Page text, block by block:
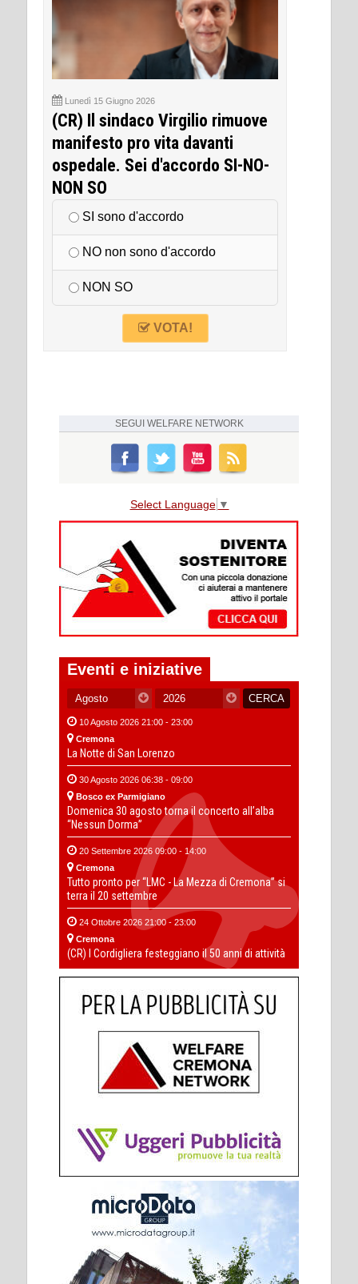
Lunedì 15 Giugno 2026
(CR) Il sindaco Virgilio rimuove
manifesto pro vita davanti
ospedale. Sei d'accordo SI-NO-
NON SO
SI sono d'accordo
NO non sono d'accordo
NON SO
VOTA!
SEGUI WELFARE NETWORK
Select Language ▼
Eventi e iniziative
10 Agosto 2026 21:00 - 23:00
Cremona
La Notte di San Lorenzo
30 Agosto 2026 06:38 - 09:00
Bosco ex Parmigiano
Domenica 30 agosto torna il concerto all’alba
“Nessun Dorma”
20 Settembre 2026 09:00 - 14:00
Cremona
Tutto pronto per “LMC - La Mezza di Cremona” si
terra il 20 settembre
24 Ottobre 2026 21:00 - 23:00
Cremona
(CR) I Cordigliera festeggiano il 50 anni di attività